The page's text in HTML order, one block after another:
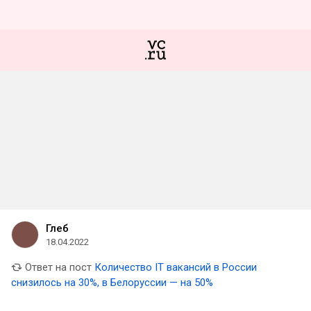
Глеб
18.04.2022
Ответ на пост Количество IT вакансий в России
снизилось на 30%, в Белоруссии — на 50%